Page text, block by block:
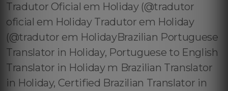
Tradutor Oficial em Holiday (@tradutor
oficial em Holiday Tradutor em Holiday
(@tradutor em HolidayBrazilian Portuguese
Translator in Holiday, Portuguese to English
Translator in Holiday m Brazilian Translator
in Holiday, Certified Brazilian Translator in